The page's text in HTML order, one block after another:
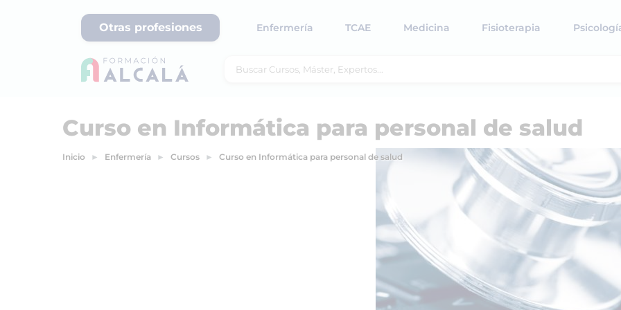
Otras profesiones Enfermería TCAE Medicina Fisioterapia
Curso en Informática para personal de salud
Inicio Enfermería Cursos Curso en Informática para personal de salud